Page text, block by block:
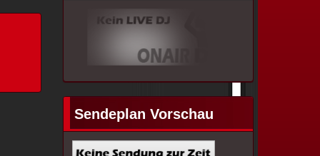
Sendeplan Vorschau